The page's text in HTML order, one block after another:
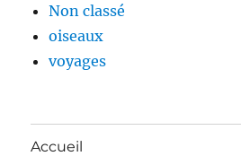
Non classé
oiseaux
voyages
Accueil